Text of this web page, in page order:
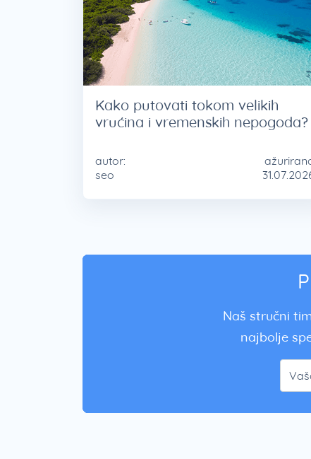
Kako putovati tokom velikih
vrućina i vremenskih nepogoda?
autor:
seo
Naš stručni
najbolje